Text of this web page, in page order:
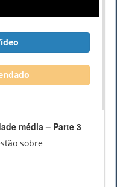
média – Parte 3
sobre